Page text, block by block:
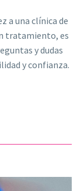
a una clínica de
tratamiento, es
y dudas
y confianza.